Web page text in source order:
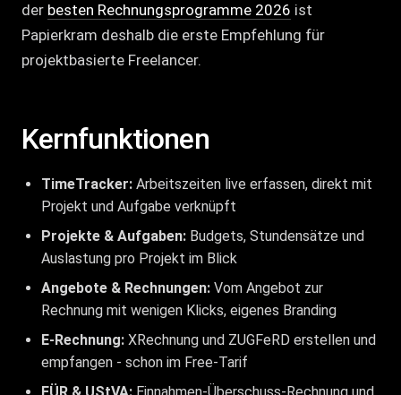
der besten Rechnungsprogramme 2026 ist
Papierkram deshalb die erste Empfehlung für
projektbasierte Freelancer.
Kernfunktionen
TimeTracker: Arbeitszeiten live erfassen, direkt mit
Projekt und Aufgabe verknüpft
Projekte & Aufgaben: Budgets, Stundensätze und
Auslastung pro Projekt im Blick
Angebote & Rechnungen: Vom Angebot zur
Rechnung mit wenigen Klicks, eigenes Branding
E-Rechnung: XRechnung und ZUGFeRD erstellen und
empfangen - schon im Free-Tarif